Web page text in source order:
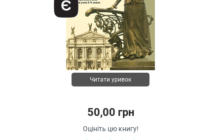
Читати уривок
50,00 грн
Оцініть цю книгу!